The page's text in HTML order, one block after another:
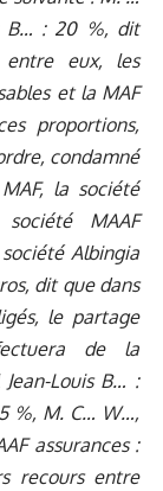
B… : 20 %, dit
eux, les
et la MAF
proportions,
condamné
la société
MAAF
Albingia
dit que dans
le partage
de la
Louis B… :
%, M. C… W…,
assurances :
recours entre